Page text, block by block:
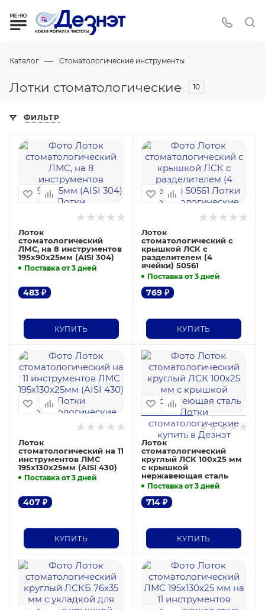
Каталог — Стоматологические инструменты
Лотки стоматологические 10
ФИЛЬТР
Лоток
стоматологический
ЛМС, на 8 инструментов
195х90х25мм (AISI 304)
Поставка от 3 дней
483 ₽
КУПИТЬ
Лоток
стоматологический с
крышкой ЛСК с
разделителем (4
ячейки) 50561
Поставка от 3 дней
769₽
КУПИТЬ
Лоток
стоматологический на 11
инструментов ЛМС
195х130х25мм (AISI 430)
Поставка от 3 дней
407 ₽
КУПИТЬ
Лоток
стоматологический
круглый ЛСК 100х25 мм
с крышкой
нержавеющая сталь
Поставка от 3 дней
714₽
КУПИТЬ